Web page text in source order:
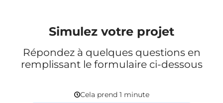
Simulez votre projet
Répondez à quelques questions en
remplissant le formulaire ci-dessous